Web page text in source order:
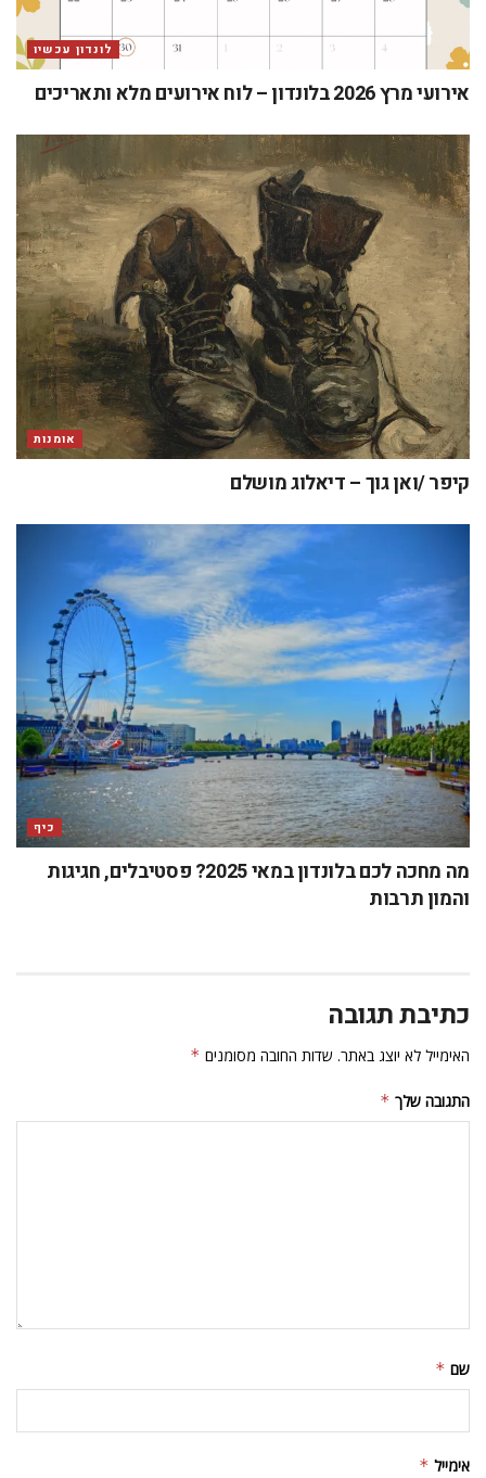
לונדון עכשיו
אירועי מרץ 2026 בלונדון – לוח אירועים מלא ותאריכים
אומנות
קיפר /ואן גוך – דיאלוג מושלם
כיף
מה מחכה לכם בלונדון במאי 2025? פסטיבלים, חגיגות
והמון תרבות
כתיבת תגובה
האימייל לא יוצג באתר. שדות החובה מסומנים *
התגובה שלך *
שם *
אימייל *